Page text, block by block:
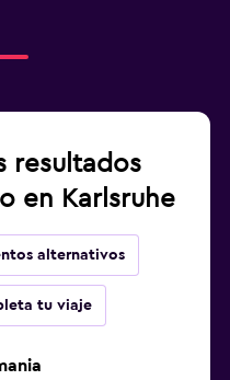
resultados
en Karlsruhe
alternativos
tu viaje